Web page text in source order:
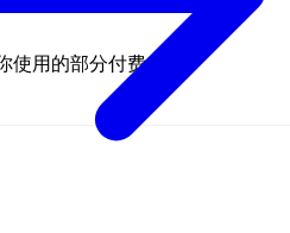
用的部分付费。